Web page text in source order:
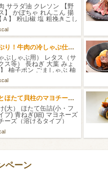
サラダ油 クレソン 【野
】 かぼちゃ れんこん 揚
】 粉山椒 塩 粗挽きこし
ポン酢 みりん
薬味たっぷり！牛肉の冷しゃぶ仕立て
ぶしゃぶ用） レタス（サ
ス等） 長ねぎ 大葉 みょ
柚子ポン ごましゃぶ 柚
しいたけとほたて貝柱のマヨチーズ焼き
(大） ほたて缶詰(小・フ
プ) 青ねぎ(細) マヨネーズ
ーズ（溶けるタイプ）
ペーン